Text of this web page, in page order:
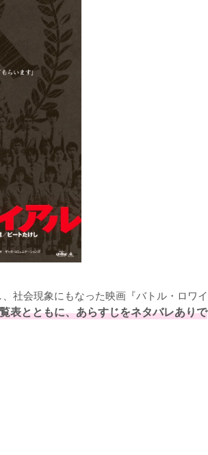
社会現象にもなった映画『バトル・ロワイ
表とともに、あらすじをネタバレありで